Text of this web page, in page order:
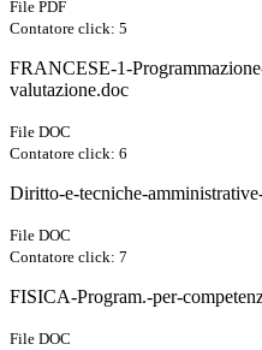
File PDF
Contatore click: 5
FRANCESE-1-
valutazione.doc
File DOC
Contatore click: 6
Diritto-e-tecniche-
File DOC
Contatore click: 7
FISICA-Program.-per-
File DOC